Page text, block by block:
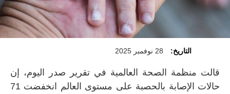
التاريخ: 28 نوفمبر 2025
قالت منظمة الصحة العالمية في تقرير صدر اليوم، إن
حالات الإصابة بالحصبة على مستوى العالم انخفضت 71